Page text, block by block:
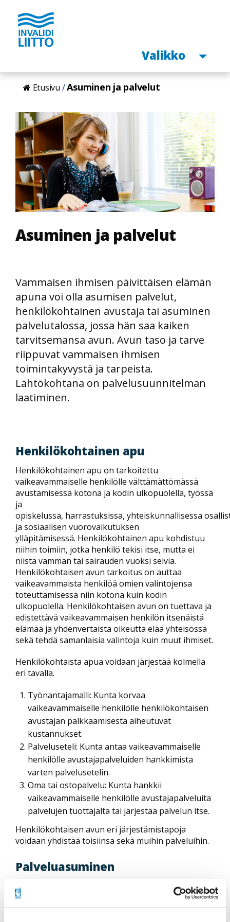
Hyppää
pääsisältöön
Avaa
Valikko
Etusivu Asuminen ja palvelut
Asuminen ja palvelut
Vammaisen ihmisen päivittäisen elämän
apuna voi olla asumisen palvelut,
henkilökohtainen avustaja tai asuminen
palvelutalossa, jossa hän saa kaiken
tarvitsemansa avun. Avun taso ja tarve
riippuvat vammaisen ihmisen
toimintakyvystä ja tarpeista.
Lähtökohtana on palvelusuunnitelman
laatiminen.
Henkilökohtainen apu
Henkilökohtainen apu on tarkoitettu
vaikeavammaiselle henkilölle välttämättömässä
avustamisessa kotona ja kodin ulkopuolella, työssä
ja
opiskelussa, harrastuksissa, yhteiskunnallisessa
ja sosiaalisen vuorovaikutuksen
ylläpitämisessä. Henkilökohtainen apu kohdistuu
niihin toimiin, jotka henkilö tekisi itse, mutta ei
niistä vamman tai sairauden vuoksi selviä.
Henkilökohtaisen avun tarkoitus on auttaa
vaikeavammaista henkilöä omien valintojensa
toteuttamisessa niin kotona kuin kodin
ulkopuolella. Henkilökohtaisen avun on tuettava ja
edistettävä vaikeavammaisen henkilön itsenäistä
elämää ja yhdenvertaista oikeutta elää yhteisössä
sekä tehdä samanlaisia valintoja kuin muut ihmiset.
Henkilökohtaista apua voidaan järjestää kolmella
eri tavalla.
Työnantajamalli: Kunta korvaa
vaikeavammaiselle henkilölle henkilökohtaisen
avustajan palkkaamisesta aiheutuvat
kustannukset.
Palveluseteli: Kunta antaa vaikeavammaiselle
henkilölle avustajapalveluiden hankkimista
varten palvelusetelin.
Oma tai ostopalvelu: Kunta hankkii
vaikeavammaiselle henkilölle avustajapalveluita
palvelujen tuottajalta tai järjestää palvelun itse.
Henkilökohtaisen avun eri järjestämistapoja
voidaan yhdistää toisiinsa sekä muihin palveluihin.
Palveluasuminen
Palveluasuminen on itsenäistä asumista, riittäviä
palveluita ja tarvittaessa ympärivuorokautista
asumisturvallisuutta. Sitä voidaan järjestää kotona